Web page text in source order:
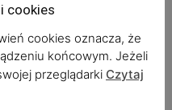
cookies
cookies oznacza, że
końcowym. Jeżeli
przeglądarki Czytaj